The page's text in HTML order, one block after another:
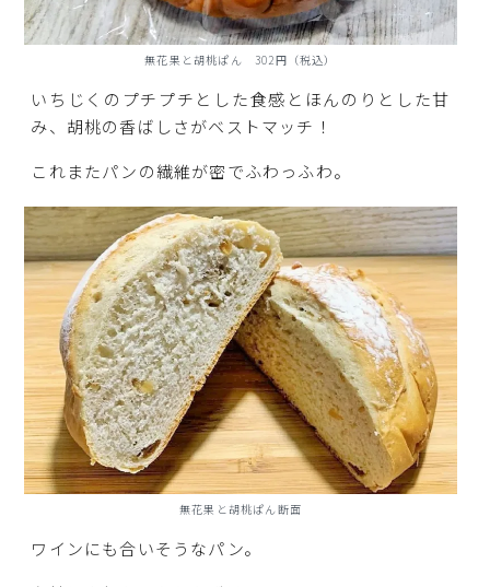
無花果と胡桃ぱん 302円（税込）
いちじくのプチプチとした食感とほんのりとした甘
み、胡桃の香ばしさがベストマッチ！
これまたパンの繊維が密でふわっふわ。
無花果と胡桃ぱん断面
ワインにも合いそうなパン。